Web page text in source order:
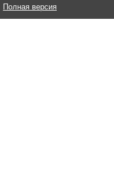
Полная версия